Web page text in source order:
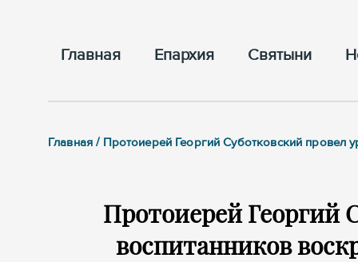
Главная Епархия Cвятыни
Главная / Протоиерей Георгий Суботковский
Протоиерей Георгий
воспитанников